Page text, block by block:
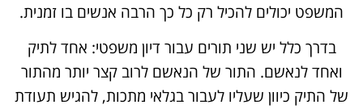
המשפט יכולים להכיל רק כל כך הרבה אנשים בו זמנית.
בדרך כלל יש שני תורים עבור דיון משפטי: אחד לתיק
ואחד לנאשם. התור של הנאשם לרוב קצר יותר מהתור
של התיק כיוון שעליו לעבור בגלאי מתכות, להגיש תעודת